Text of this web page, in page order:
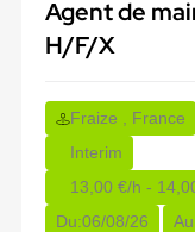
Agent de
H/F/X
Fraize , France
Interim
13,00 €/h -
Du:06/08/26